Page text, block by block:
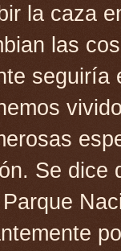
la caza
las
Se dice